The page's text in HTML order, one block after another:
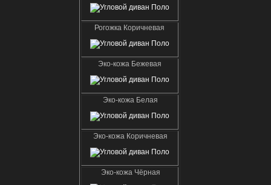
Рогожка Коричневая
Эко-кожа Бежевая
Эко-кожа Белая
Эко-кожа Коричневая
Эко-кожа Чёрная